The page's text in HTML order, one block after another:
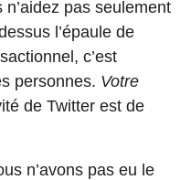
pas seulement
l’épaule de
c’est
personnes. Votre
de Twitter est de
n’avons pas eu le